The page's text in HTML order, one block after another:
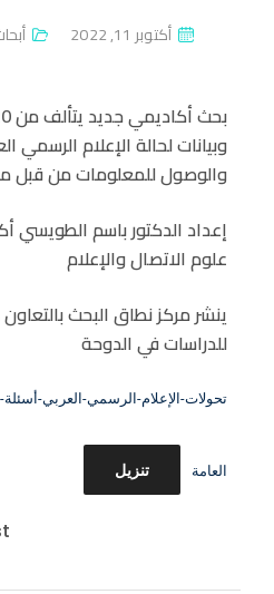
P
T
E
D
N
أكتوبر 11, 2022 أبحاث
وبيانات لحالة الإعلام الرسمي
والوصول للمعلومات من قبل
إعداد الدكتور باسم
علوم الاتصال والإعلام
ينشر مركز نطاق البحث بالتعاون
للدراسات في الدوحة
تحولات-الإعلام-الرسمي-العربي-أسئلة-
العامة تنزيل